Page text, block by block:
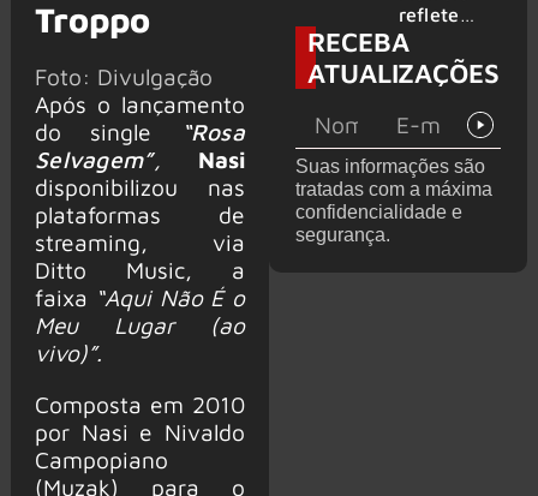
Troppo
Foto: Divulgação
Após o lançamento
do single
“Rosa
Selvagem”,
Nasi
disponibilizou nas
plataformas de
streaming, via
Ditto Music, a
faixa “Aqui Não É o
Meu Lugar (ao
vivo)”.
Composta em 2010
por Nasi e Nivaldo
Campopiano
(Muzak) para o
e KORN
reflete
sobre o
futuro e
levanta
de de
deixar os
palcos
RECEBA
ATUALIZAÇÕES
Suas informações são
tratadas com a máxima
confidencialidade e
segurança.